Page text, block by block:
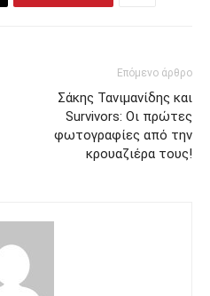
Επόμενο άρθρο
Σάκης Τανιμανίδης και
Survivors: Οι πρώτες
φωτογραφίες από την
κρουαζιέρα τους!